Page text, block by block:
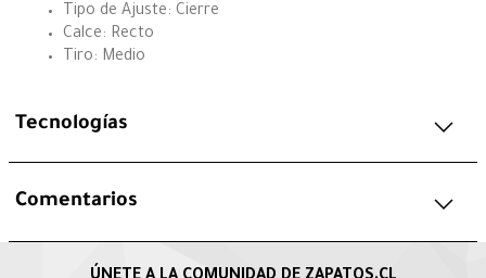
Tipo de Ajuste: Cierre
Calce: Recto
Tiro: Medio
Tecnologías
Comentarios